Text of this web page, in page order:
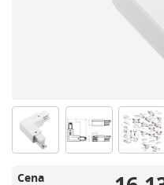
Cena